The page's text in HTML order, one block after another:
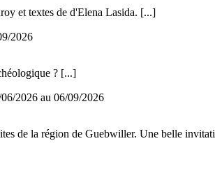
et textes de d'Elena Lasida. [...]
2026
? [...]
2026 au 06/09/2026
de la région de Guebwiller. Une belle